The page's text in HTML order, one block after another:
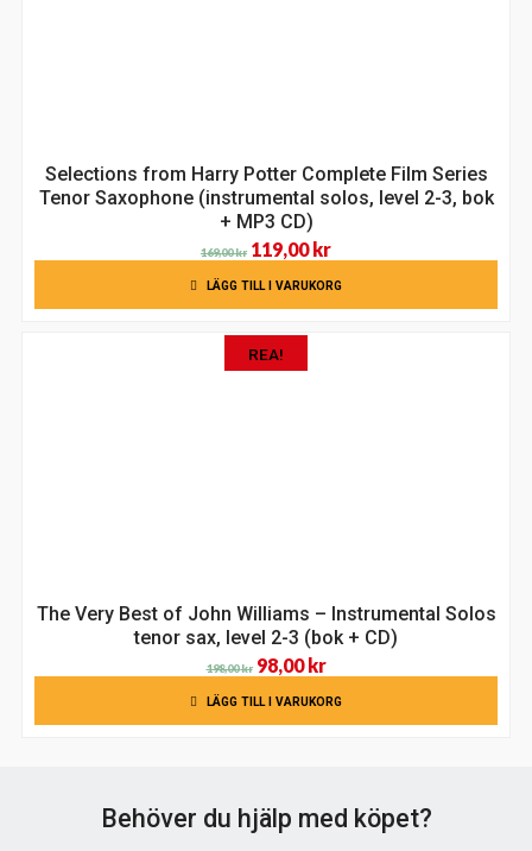
Selections from Harry Potter Complete Film Series
Tenor Saxophone (instrumental solos, level 2-3, bok
+ MP3 CD)
169,00kr Det
ursprungliga
priset
var:
169,00 kr.
119,00krDet
nuvarande
priset
LÄGG TILL I VARUKORG
REA!
The Very Best of John Williams – Instrumental Solos
tenor sax, level 2-3 (bok + CD)
198,00kr Det
ursprungliga
priset
98,00 krDet
nuvarande
priset
LÄGG TILL I VARUKORG
Behöver du hjälp med köpet?